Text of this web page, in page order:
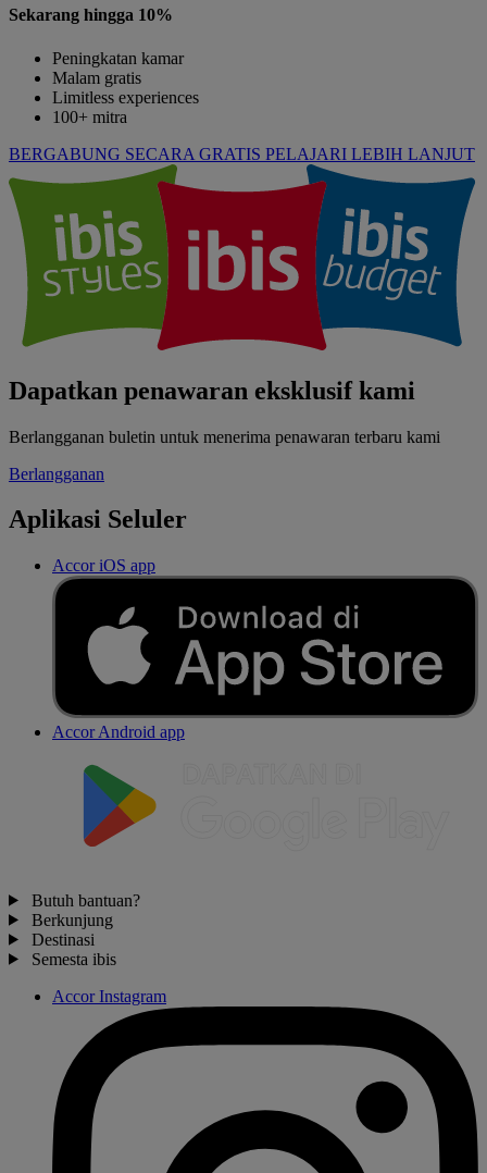
Sekarang hingga 10%
Peningkatan kamar
Malam gratis
Limitless experiences
100+ mitra
BERGABUNG SECARA GRATIS PELAJARI LEBIH LANJUT
Dapatkan penawaran eksklusif kami
Berlangganan buletin untuk menerima penawaran terbaru kami
Berlangganan
Aplikasi Seluler
Accor iOS app
Accor Android app
Butuh bantuan?
Berkunjung
Destinasi
Semesta ibis
Accor Instagram